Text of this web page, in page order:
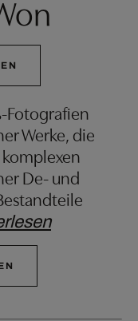
Fotografien
Werke, die
De- und